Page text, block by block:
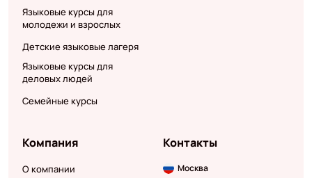
Языковые курсы для
молодежи и взрослых
Детские языковые лагеря
Языковые курсы для
деловых людей
Семейные курсы
Компания
О компании
Контакты
Москва